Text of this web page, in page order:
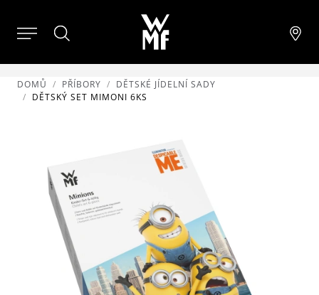
DOMŮ PŘÍBORY
DĚTSKÉ JÍDELNÍ SADY
DĚTSKÝ SET MIMONI 6KS